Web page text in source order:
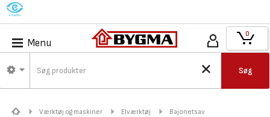
M
Menu
Søg
0
Værktøj og maskiner Elværktøj
Bajonetsav